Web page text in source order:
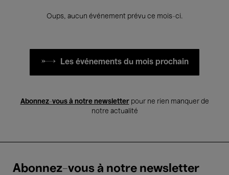
Oups, aucun événement prévu ce mois-ci.
Les événements du mois prochain
Abonnez-vous à notre newsletterpour ne rien manquer de
notre actualité
Abonnez-vous à notre newsletter